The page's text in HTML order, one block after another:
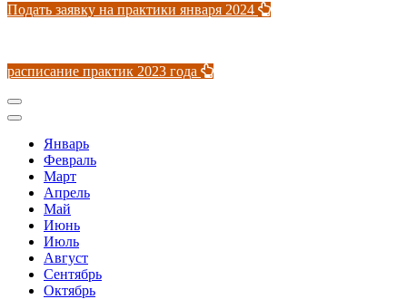
Подать заявку на практики января 2024
расписание практик 2023 года
Январь
Февраль
Март
Апрель
Май
Июнь
Июль
Август
Сентябрь
Октябрь